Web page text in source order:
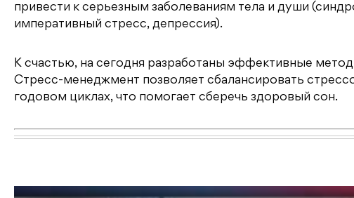
привести к серьезным заболеваниям тела и души
императивный стресс, депрессия).
К счастью, на сегодня разработаны эффективные
Стресс-менеджмент позволяет сбалансировать
годовом циклах, что помогает сберечь здоровый сон.